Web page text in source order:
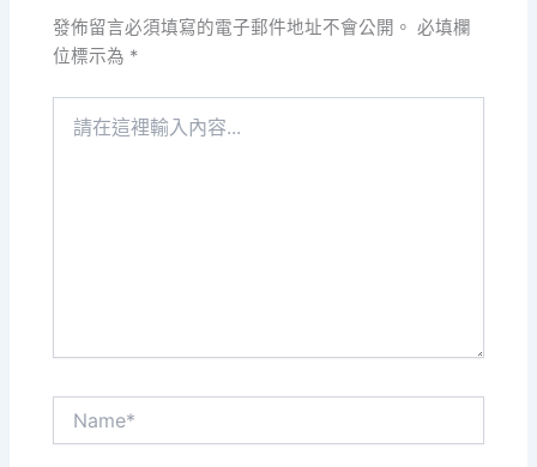
發佈留言必須填寫的電子郵件地址不會公開。 必填欄
位標示為 *